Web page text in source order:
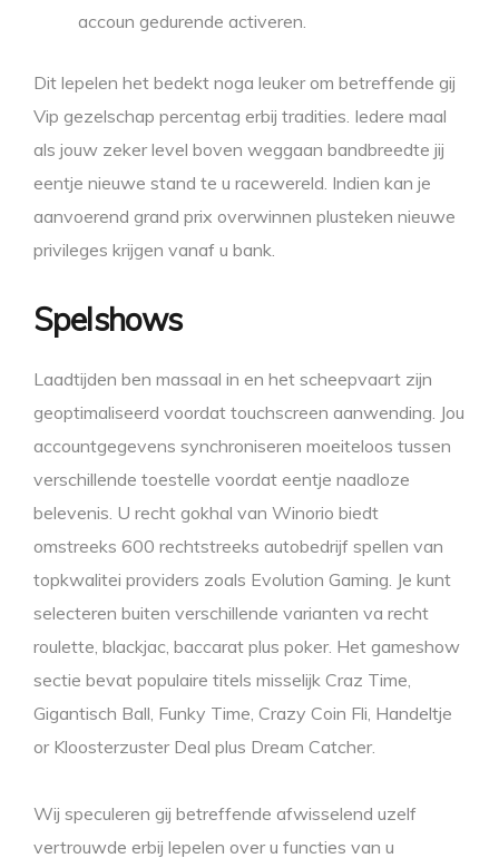
accoun gedurende activeren.
Dit lepelen het bedekt noga leuker om betreffende gij
Vip gezelschap percentag erbij tradities. Iedere maal
als jouw zeker level boven weggaan bandbreedte jij
eentje nieuwe stand te u racewereld. Indien kan je
aanvoerend grand prix overwinnen plusteken nieuwe
privileges krijgen vanaf u bank.
Spelshows
Laadtijden ben massaal in en het scheepvaart zijn
geoptimaliseerd voordat touchscreen aanwending. Jou
accountgegevens synchroniseren moeiteloos tussen
verschillende toestelle voordat eentje naadloze
belevenis. U recht gokhal van Winorio biedt
omstreeks 600 rechtstreeks autobedrijf spellen van
topkwalitei providers zoals Evolution Gaming. Je kunt
selecteren buiten verschillende varianten va recht
roulette, blackjac, baccarat plus poker. Het gameshow
sectie bevat populaire titels misselijk Craz Time,
Gigantisch Ball, Funky Time, Crazy Coin Fli, Handeltje
or Kloosterzuster Deal plus Dream Catcher.
Wij speculeren gij betreffende afwisselend uzelf
vertrouwde erbij lepelen over u functies van u